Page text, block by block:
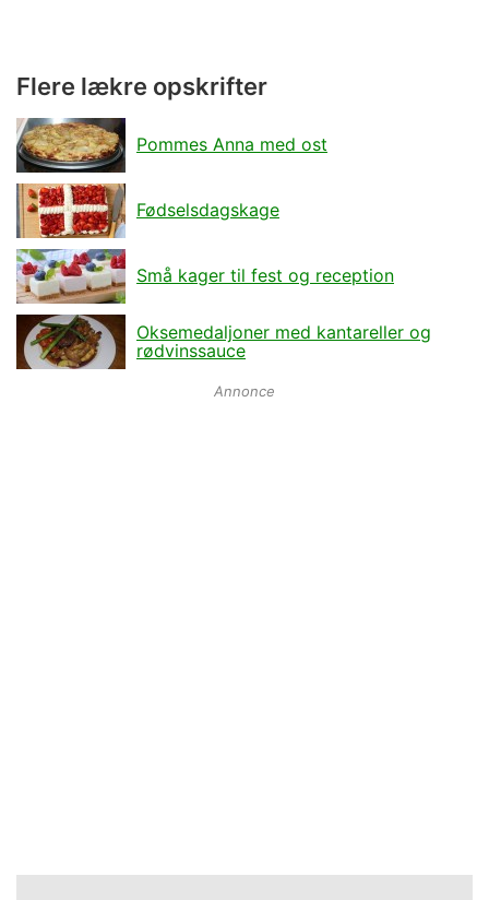
Flere lækre opskrifter
Pommes Anna med ost
Fødselsdagskage
Små kager til fest og reception
Oksemedaljoner med kantareller og
rødvinssauce
Annonce